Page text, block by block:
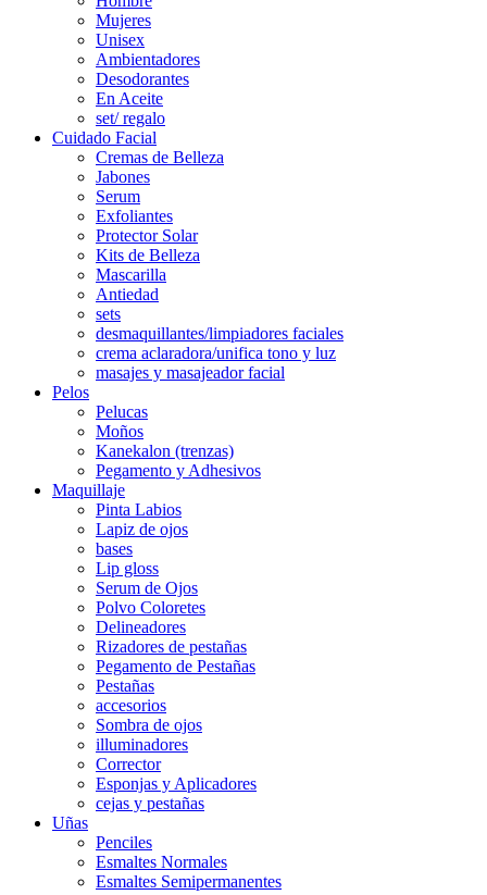
Mujeres
Unisex
Ambientadores
Desodorantes
En Aceite
set/ regalo
Cuidado Facial
Cremas de Belleza
Jabones
Serum
Exfoliantes
Protector Solar
Kits de Belleza
Mascarilla
Antiedad
sets
desmaquillantes/limpiadores faciales
crema aclaradora/unifica tono y luz
masajes y masajeador facial
Pelos
Pelucas
Moños
Kanekalon (trenzas)
Pegamento y Adhesivos
Maquillaje
Pinta Labios
Lapiz de ojos
bases
Lip gloss
Serum de Ojos
Polvo Coloretes
Delineadores
Rizadores de pestañas
Pegamento de Pestañas
Pestañas
accesorios
Sombra de ojos
illuminadores
Corrector
Esponjas y Aplicadores
cejas y pestañas
Uñas
Penciles
Esmaltes Normales
Esmaltes Semipermanentes